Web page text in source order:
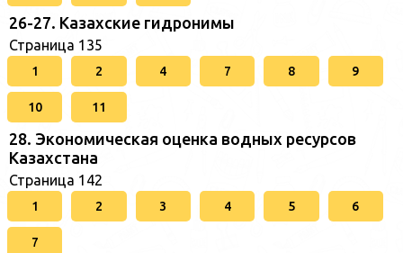
26-27. Казахские гидронимы
Страница 135
1 2 4 7 8 9
10 11
28. Экономическая оценка водных ресурсов
Казахстана
Страница 142
1 2 3 4 5 6
7